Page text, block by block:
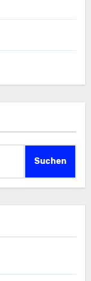
Suchen